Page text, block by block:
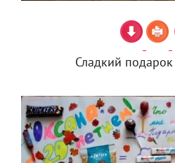
Сладкий